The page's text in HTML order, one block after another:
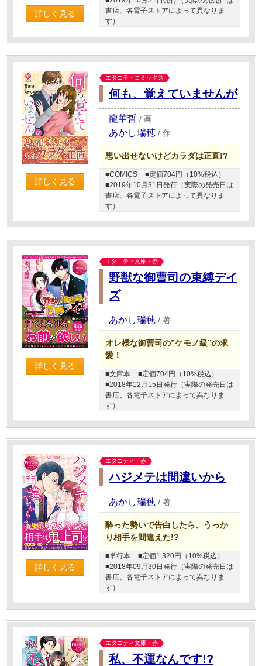
詳しく見る
書店、各電子ストアによって異なりま
す）
詳しく見る
エタニティコミックス
何も、覚えていませんが
龍華哲 / 画
あかし瑞穂 / 作
思い出せないけどカラダは正直!?
■COMICS
■定価704円（10%税込）
■2019年10月31日発行（実際の発売日は
書店、各電子ストアによって異なりま
す）
詳しく見る
エタニティ文庫・赤
野獣な御曹司の束縛デイ
ズ
あかし瑞穂 / 著
オレ様な御曹司の”ケモノ級”の求
愛！
■文庫本
■定価704円（10%税込）
■2018年12月15日発行（実際の発売日は
書店、各電子ストアによって異なりま
す）
詳しく見る
エタニティ・赤
ハジメテは間違いから
あかし瑞穂 / 著
酔った勢いで告白したら、うっか
り相手を間違えた!?
■単行本
■定価1,320円（10%税込）
■2018年09月30日発行（実際の発売日は
書店、各電子ストアによって異なりま
す）
エタニティ文庫・赤
私、不運なんです!?